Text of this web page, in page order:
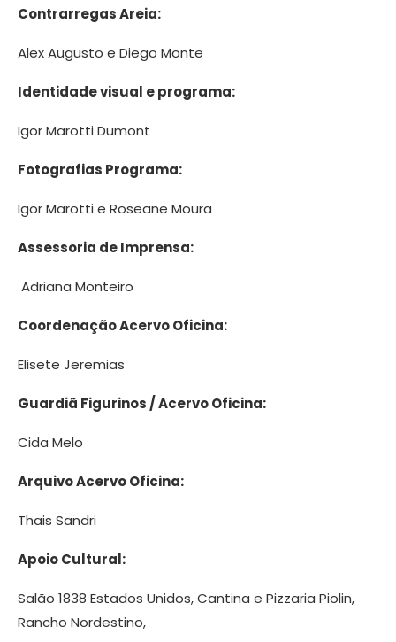
Contrarregas Areia:
Alex Augusto e Diego Monte
Identidade visual e programa:
Igor Marotti Dumont
Fotografias Programa:
Igor Marotti e Roseane Moura
Assessoria de Imprensa:
Adriana Monteiro
Coordenação Acervo Oficina:
Elisete Jeremias
Guardiã Figurinos / Acervo Oficina:
Cida Melo
Arquivo Acervo Oficina:
Thais Sandri
Apoio Cultural:
Salão 1838 Estados Unidos, Cantina e Pizzaria Piolin,
Rancho Nordestino,